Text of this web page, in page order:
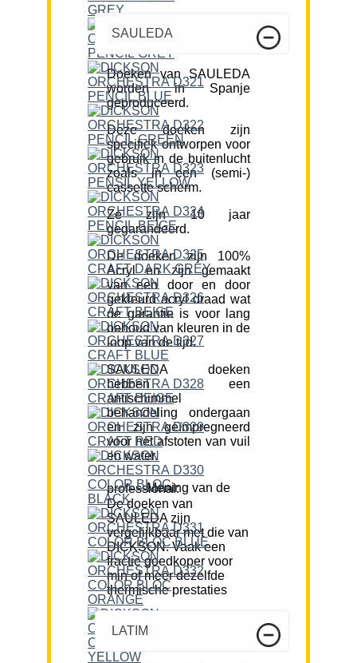
SAULEDA
Doeken van SAULEDA
worden in Spanje
geproduceerd.
Deze doeken zijn
specifiek ontworpen voor
gebruik in de buitenlucht
zoals in een (semi-)
cassette scherm.
Ze zijn 10 jaar
gegarandeerd.
De doeken zijn 100%
Acryl en zijn gemaakt
van een door en door
gekleurd acryl draad wat
de garantie is voor lang
behoud van kleuren in de
loop van de tijd.
SAULEDA doeken
hebben een
antischimmel
behandeling ondergaan
en zijn geïmpregneerd
voor het afstoten van vuil
en water.
Mening van de professional:
De doeken van
SAULEDA zijn
vergelijkbaar met die van
DICKSON. Vaak een
fractie goedkoper voor
min of meer dezelfde
thermische prestaties
LATIM